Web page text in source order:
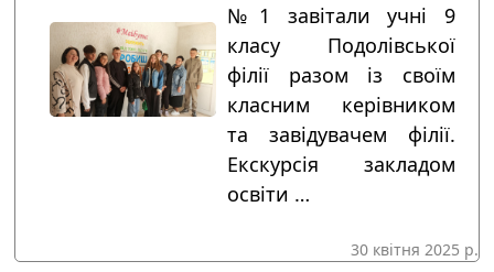
№1 завітали учні 9
класу Подолівської
філії разом із своїм
класним керівником
та завідувачем філії.
Екскурсія закладом
освіти …
30 квітня 2025 р.